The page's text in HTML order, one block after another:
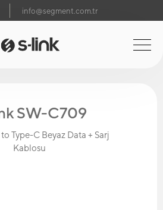
info@segment.com.tr
SW-C709
Type-C Beyaz Data + Sarj
Kablosu